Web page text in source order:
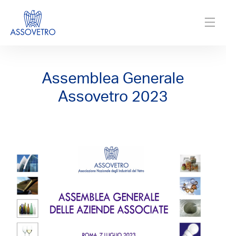
Assemblea Generale
Assovetro 2023